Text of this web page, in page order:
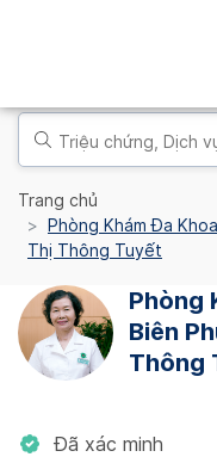
Trang chủ
Phòng Khám Đa
Thị Thông Tuyết
Phòng
Biên
Thông
Đã xác minh